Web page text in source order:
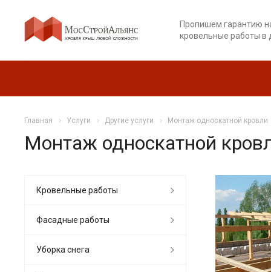
Пропишем гарантию
кровельные работы в
Главная Услуги Другие услуги Монтаж односкатной кровли
Монтаж односкатной
Кровельные работы
Фасадные работы
Уборка снега